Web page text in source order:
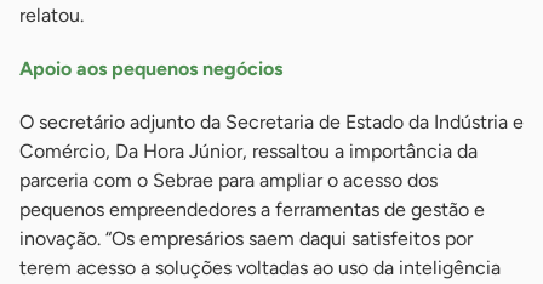
relatou.
Apoio aos pequenos negócios
O secretário adjunto da Secretaria de Estado da Indústria e
Comércio, Da Hora Júnior, ressaltou a importância da
parceria com o Sebrae para ampliar o acesso dos
pequenos empreendedores a ferramentas de gestão e
inovação. “Os empresários saem daqui satisfeitos por
terem acesso a soluções voltadas ao uso da inteligência